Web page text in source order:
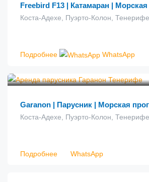
Freebird F13 | Катамаран | Морская
Коста-Адехе, Пуэрто-Колон, Тенерифе
Подробнее WhatsApp
Garanon | Парусник | Морская
Коста-Адехе, Пуэрто-Колон, Тенерифе
Подробнее WhatsApp
от
€60.00